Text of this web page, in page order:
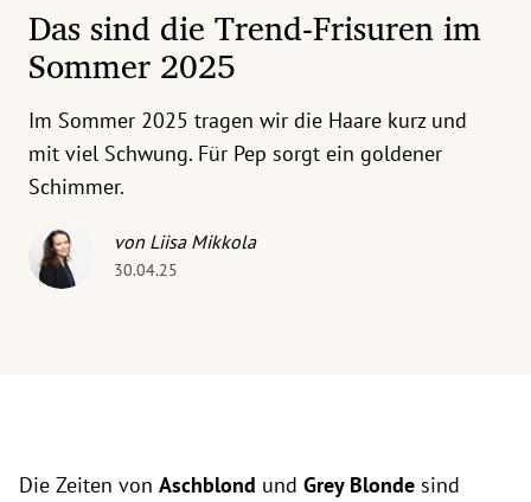
Untermenü
Untermenü
Das sind die Trend-Frisuren im
Sommer 2025
Im Sommer 2025 tragen wir die Haare kurz und
mit viel Schwung. Für Pep sorgt ein goldener
Schimmer.
von Liisa Mikkola
30.04.25
Die Zeiten von Aschblond und Grey Blonde sind